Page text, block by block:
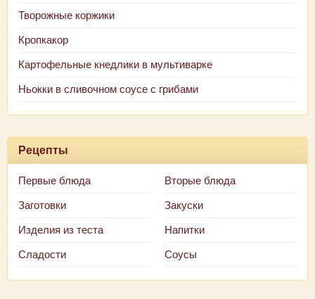
Творожные коржики
Кропкакор
Картофельные кнедлики в мультиварке
Ньокки в сливочном соусе с грибами
Рецепты
Первые блюда Вторые блюда
Заготовки Закуски
Изделия из теста Напитки
Сладости Соусы